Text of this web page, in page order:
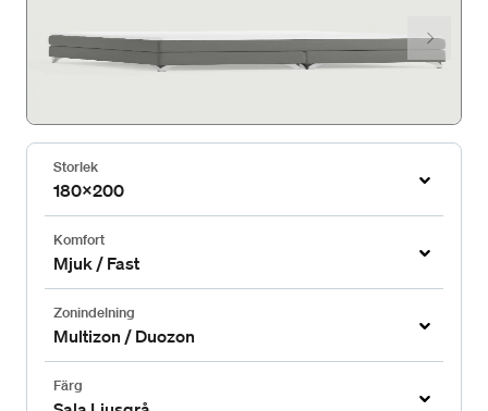
Storlek
180x200
Komfort
Mjuk / Fast
Zonindelning
Multizon / Duozon
Färg